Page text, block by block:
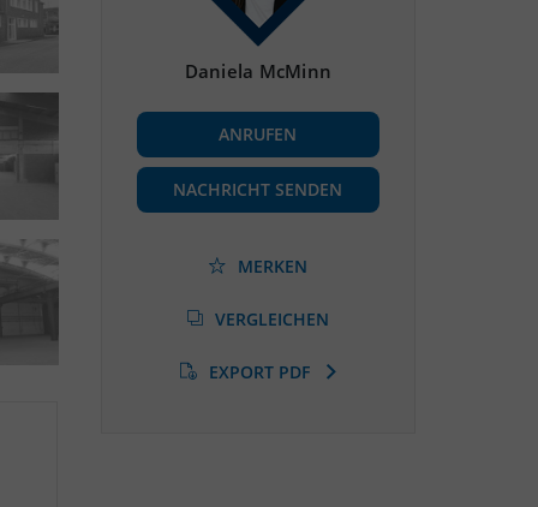
Daniela McMinn
ANRUFEN
NACHRICHT SENDEN
MERKEN
VERGLEICHEN
EXPORT PDF